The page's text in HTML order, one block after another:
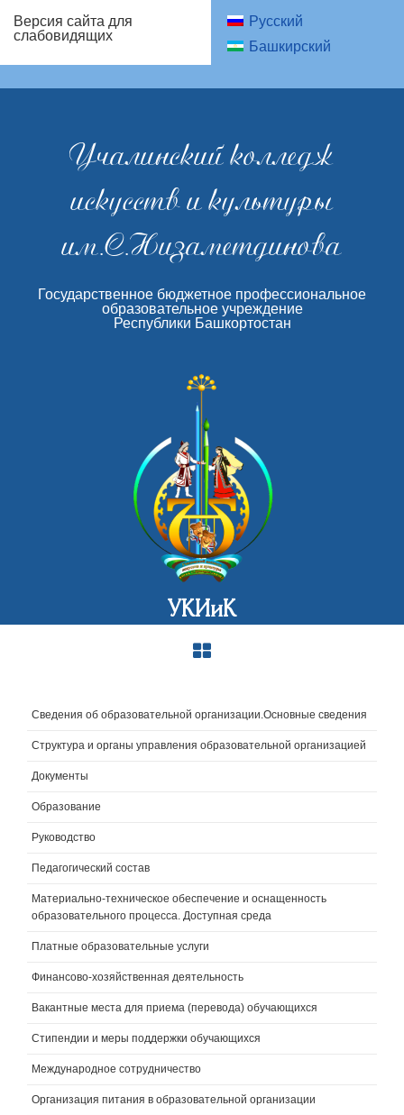
Версия сайта для
слабовидящих
Русский
Башкирский
Учалинский колледж
искусств и культуры
им.С.Низаметдинова
Государственное бюджетное профессиональное
образовательное учреждение
Республики Башкортостан
УКИиК
Сведения об образовательной организации.Основные сведения
Структура и органы управления образовательной организацией
Документы
Образование
Руководство
Педагогический состав
Материально-техническое обеспечение и оснащенность
образовательного процесса. Доступная среда
Платные образовательные услуги
Финансово-хозяйственная деятельность
Вакантные места для приема (перевода) обучающихся
Стипендии и меры поддержки обучающихся
Международное сотрудничество
Организация питания в образовательной организации